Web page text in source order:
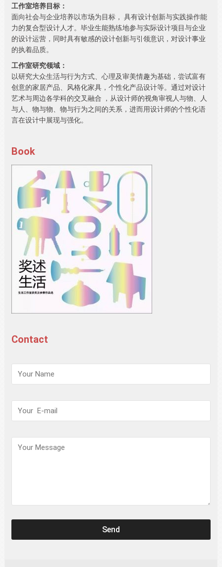
工作室培养目标：
面向社会与企业培养以市场为目标， 具有设计创新与实践操作能
力的复合型设计人才。毕业生能熟练地参与实际设计项目与企业
的设计运营，同时具有敏感的设计创新与引领意识，对设计事业
的执着品质。
工作室研究领域：
以研究大众生活与行为方式、心理及审美情趣为基础，尝试富有
创意的家居产品、风格化家具，个性化产品设计等。通过对设计
艺术与周边各学科的交叉融合 ，从设计师的视角审视人与物、人
与人、物与物、物与行为之间的关系，进而用设计师的个性化语
言在设计中展现与强化。
Book
Contact
请
持